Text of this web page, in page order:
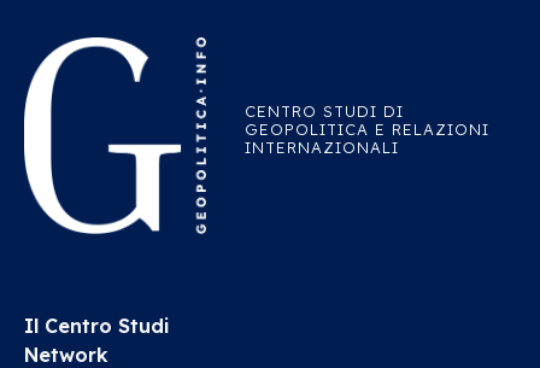
CENTRO STUDI DI
GEOPOLITICA E RELAZIONI
INTERNAZIONALI
Il Centro Studi
Network